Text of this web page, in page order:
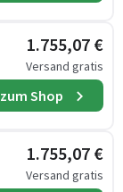
1.755,07 €
Versand gratis
zum Shop
1.755,07 €
Versand gratis